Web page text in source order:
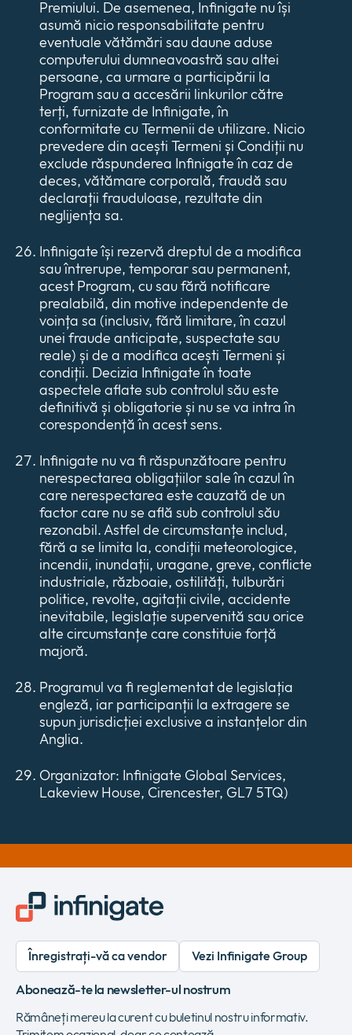
Premiului. De asemenea, Infinigate nu își
asumă nicio responsabilitate pentru
eventuale vătămări sau daune aduse
computerului dumneavoastră sau altei
persoane, ca urmare a participării la
Program sau a accesării linkurilor către
terți, furnizate de Infinigate, în
conformitate cu Termenii de utilizare. Nicio
prevedere din acești Termeni și Condiții nu
exclude răspunderea Infinigate în caz de
deces, vătămare corporală, fraudă sau
declarații frauduloase, rezultate din
neglijența sa.
Infinigate își rezervă dreptul de a modifica
sau întrerupe, temporar sau permanent,
acest Program, cu sau fără notificare
prealabilă, din motive independente de
voința sa (inclusiv, fără limitare, în cazul
unei fraude anticipate, suspectate sau
reale) și de a modifica acești Termeni și
condiții. Decizia Infinigate în toate
aspectele aflate sub controlul său este
definitivă și obligatorie și nu se va intra în
corespondență în acest sens.
Infinigate nu va fi răspunzătoare pentru
nerespectarea obligațiilor sale în cazul în
care nerespectarea este cauzată de un
factor care nu se află sub controlul său
rezonabil. Astfel de circumstanțe includ,
fără a se limita la, condiții meteorologice,
incendii, inundații, uragane, greve, conflicte
industriale, războaie, ostilități, tulburări
politice, revolte, agitații civile, accidente
inevitabile, legislație supervenită sau orice
alte circumstanțe care constituie forță
majoră.
Programul va fi reglementat de legislația
engleză, iar participanții la extragere se
supun jurisdicției exclusive a instanțelor din
Anglia.
Organizator: Infinigate Global Services,
Lakeview House, Cirencester, GL7 5TQ)
Înregistrați-vă ca vendor Vezi Infinigate Group
Abonează-te la newsletter-ul nostrum
Rămâneți mereu la curent cu buletinul nostru informativ.